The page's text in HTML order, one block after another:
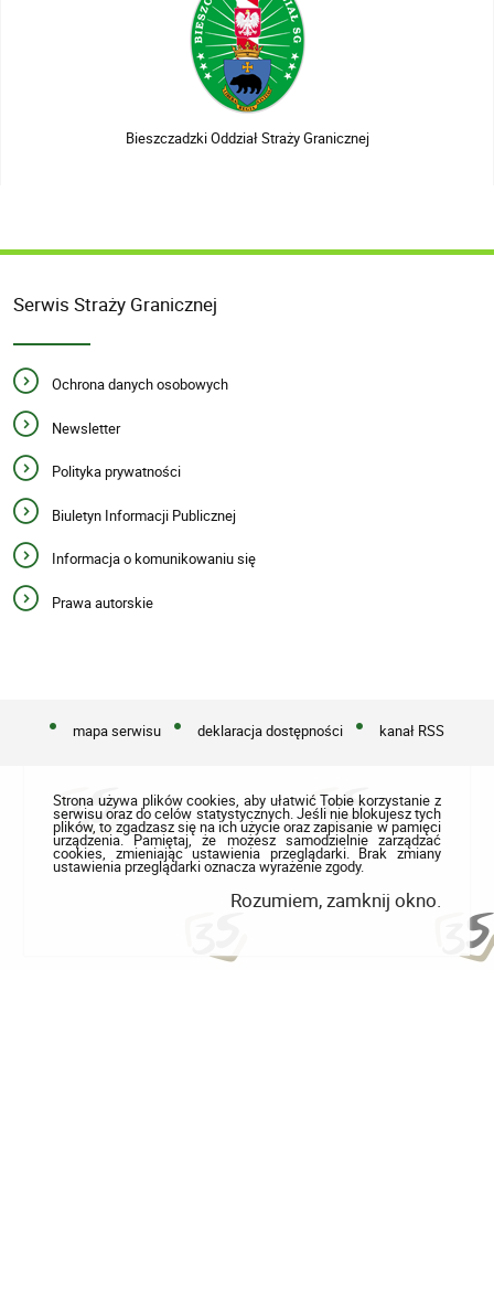
Bieszczadzki Oddział Straży Granicznej
Serwis Straży Granicznej
Ochrona danych osobowych
Newsletter
Polityka prywatności
Biuletyn Informacji Publicznej
Informacja o komunikowaniu się
Prawa autorskie
mapa serwisu deklaracja dostępności kanał RSS
Strona używa plików cookies, aby ułatwić Tobie korzystanie z
serwisu oraz do celów statystycznych. Jeśli nie blokujesz tych
plików, to zgadzasz się na ich użycie oraz zapisanie w pamięci
urządzenia. Pamiętaj, że możesz samodzielnie zarządzać
cookies, zmieniając ustawienia przeglądarki. Brak zmiany
ustawienia przeglądarki oznacza wyrażenie zgody.
Rozumiem, zamknij okno.